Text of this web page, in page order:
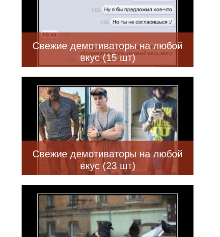
Свежие демотиваторы на любой
вкус (15 шт)
Свежие демотиваторы на любой
вкус (23 шт)